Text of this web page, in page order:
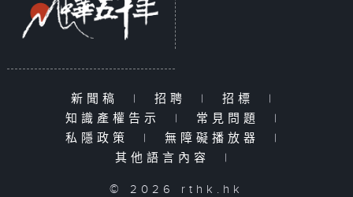
新聞稿 | 招聘 | 招標
|
知識產權告示
| 常見問題
|
私隱政策
| 無障礙播放器
|
其他語言內容
|
© 2026 rthk.hk